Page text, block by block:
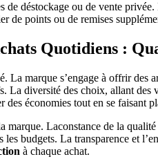
de déstockage ou de vente
points ou de remises
Quotidiens :
marque s’engage à offrir des
diversité des choix, allant
économies tout en se faisant
Laconstance de la
budgets. La transparence et
à chaque achat.